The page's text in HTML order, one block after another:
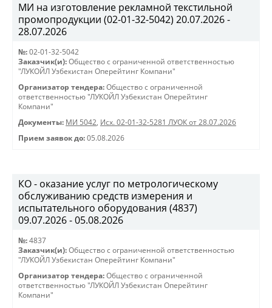
МИ на изготовление рекламной текстильной
промопродукции (02-01-32-5042) 20.07.2026 -
28.07.2026
№: 02-01-32-5042
Заказчик(и): Общество с ограниченной ответственностью
"ЛУКОЙЛ Узбекистан Оперейтинг Компани"
Организатор тендера: Общество с ограниченной
ответственностью "ЛУКОЙЛ Узбекистан Оперейтинг
Компани"
Документы: МИ 5042, Исх. 02-01-32-5281 ЛУОК от 28.07.2026
Прием заявок до: 05.08.2026
КО - оказание услуг по метрологическому
обслуживанию средств измерения и
испытательного оборудования (4837)
09.07.2026 - 05.08.2026
№: 4837
Заказчик(и): Общество с ограниченной ответственностью
"ЛУКОЙЛ Узбекистан Оперейтинг Компани"
Организатор тендера: Общество с ограниченной
ответственностью "ЛУКОЙЛ Узбекистан Оперейтинг
Компани"